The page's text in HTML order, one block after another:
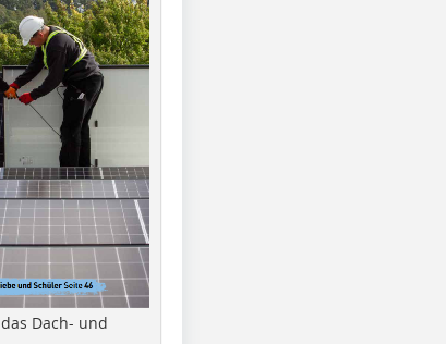
Dach- und